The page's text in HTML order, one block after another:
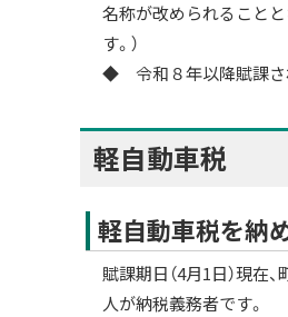
名称が改められること
す。）
◆ 令和８年以降賦課され
軽自動車税
軽自動車税を納
賦課期日（4月1日）現在
人が納税義務者です。